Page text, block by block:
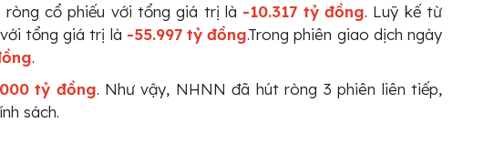
cổ phiếu với tổng giá trị là -10.317 tỷ đồng. Luỹ kế từ
tổng giá trị là -55.997 tỷ đồng.Trong phiên giao dịch ngày
.
tỷ đồng. Như vậy, NHNN đã hút ròng 3 phiên liên tiếp,
sách.